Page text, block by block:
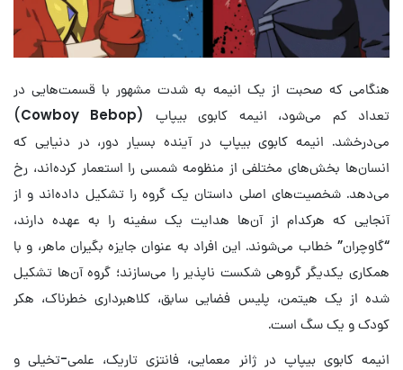
هنگامی که صحبت از یک انیمه به شدت مشهور با قسمت‌هایی در
تعداد کم می‌شود، انیمه کابوی بیپاپ (Cowboy Bebop
)
می‌درخشد. انیمه کابوی بیپاپ در آینده بسیار دور، در دنیایی که
انسان‌ها بخش‌های مختلفی از منظومه شمسی را استعمار کرده‌اند، رخ
می‌دهد. شخصیت‌های اصلی داستان یک گروه را تشکیل داده‌اند و از
آنجایی که هرکدام از آن‌ها هدایت یک سفینه را به عهده دارند،
“گاوچران” خطاب می‌شوند. این افراد به عنوان جایزه بگیران ماهر، و با
همکاری یکدیگر گروهی شکست ناپذیر را می‌سازند؛ گروه آن‌ها تشکیل
شده از یک هیتمن، پلیس فضایی سابق، کلاهبرداری خطرناک، هکر
کودک و یک سگ است.
انیمه کابوی بیپاپ در ژانر معمایی، فانتزی تاریک، علمی-تخیلی و